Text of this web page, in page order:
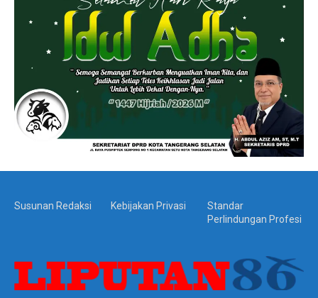
Susunan Redaksi Kebijakan Privasi
Standar
Perlindungan Profesi